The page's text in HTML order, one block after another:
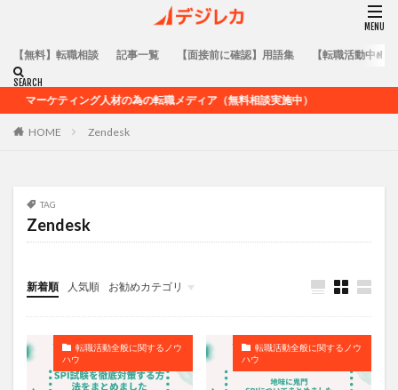
【無料】転職相談 記事一覧 【面接前に確認】用語集 【転職活動中の
マーケティング人材の為の転職メディア（無料相談実施中）
HOME Zendesk
TAG
Zendesk
新着順 人気順 お勧めカテゴリ
コラム
用語集
転職活動全般に関するノウハウ
業界未経験者向けのキャリア記事
業界在籍者向けのキャリア記事
求人企業情報
転職活動全般に関するノウ
ハウ
転職活動全般に関するノウ
ハウ